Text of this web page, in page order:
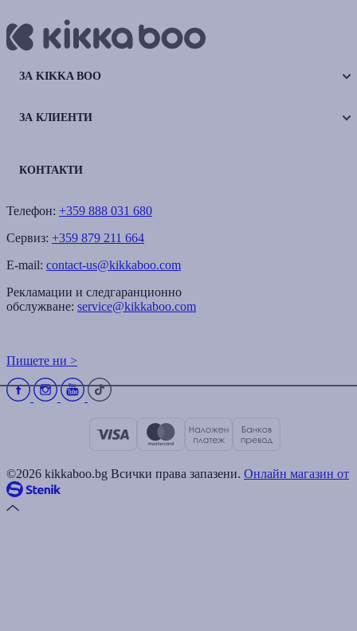
ЗА KIKKA BOO
ЗА КЛИЕНТИ
КОНТАКТИ
Телефон: +359 888 031 680
Сервиз: +359 879 211 664
E-mail: contact-us@kikkaboo.com
Рекламации и следгаранционно
обслужване: service@kikkaboo.com
Пишете ни >
©2026 kikkaboo.bg Всички права запазени. Онлайн магазин от